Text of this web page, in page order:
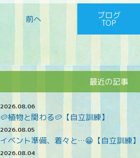
ブログ
TOP
最近の記事
2026.08.06
🥔植物と関わる🥔【自立訓練】
2026.08.05
イベント準備、着々と…😁【自立訓練】
2026.08.04